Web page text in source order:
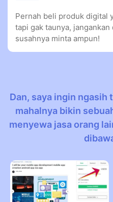
Pernah beli produk digital
tapi gak taunya,
susahnya minta ampun!
Dan, saya ingin ngasih
mahalnya bikin
menyewa jasa orang